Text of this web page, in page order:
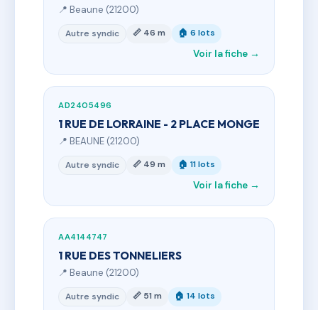
📍 Beaune (21200)
Autre syndic 📏 46 m 🏠 6 lots
Voir la fiche →
AD2405496
1 RUE DE LORRAINE - 2 PLACE MONGE
📍 BEAUNE (21200)
Autre syndic 📏 49 m 🏠 11 lots
Voir la fiche →
AA4144747
1 RUE DES TONNELIERS
📍 Beaune (21200)
Autre syndic 📏 51 m 🏠 14 lots